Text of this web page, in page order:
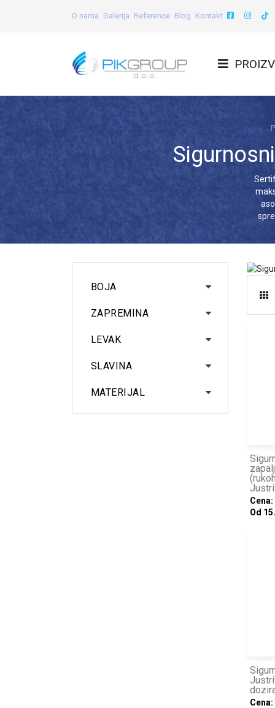
O nama Galerija Reference Blog Kontakt
BOJA
ZAPREMINA
LEVAK
SLAVINA
MATERIJAL
Cena:
Od
Cena: